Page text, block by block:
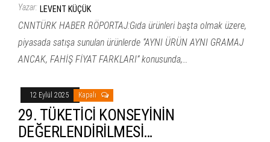
Yazar: LEVENT KÜÇÜK
CNNTÜRK HABER RÖPORTAJ:Gıda ürünleri başta olmak üzere,
piyasada satışa sunulan ürünlerde “AYNI ÜRÜN AYNI GRAMAJ
ANCAK, FAHİŞ FİYAT FARKLARI” konusunda,…
12 Eylül 2025 Kapalı
29. TÜKETİCİ KONSEYİNİN
DEĞERLENDİRİLMESİ…